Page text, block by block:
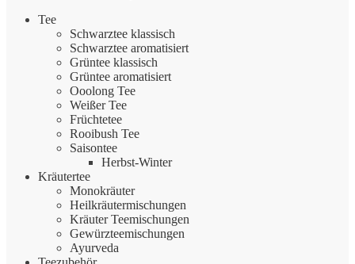
Tee
Schwarztee klassisch
Schwarztee aromatisiert
Grüntee klassisch
Grüntee aromatisiert
Ooolong Tee
Weißer Tee
Früchtetee
Rooibush Tee
Saisontee
Herbst-Winter
Kräutertee
Monokräuter
Heilkräutermischungen
Kräuter Teemischungen
Gewürzteemischungen
Ayurveda